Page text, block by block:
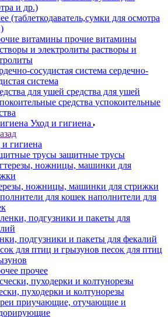
(таблеткодаватель,сумки для осмотра
прочие витамины
растворы и
сердечно-
система
средства для ушей
успокоительные
Уход и гигиена
и гигиена
защитные трусы
ножницы, машинки для стрижки
наполнители для
подгузники и пакеты для фекалий
песок для птиц
прочее
пуходерки и колтунорезы